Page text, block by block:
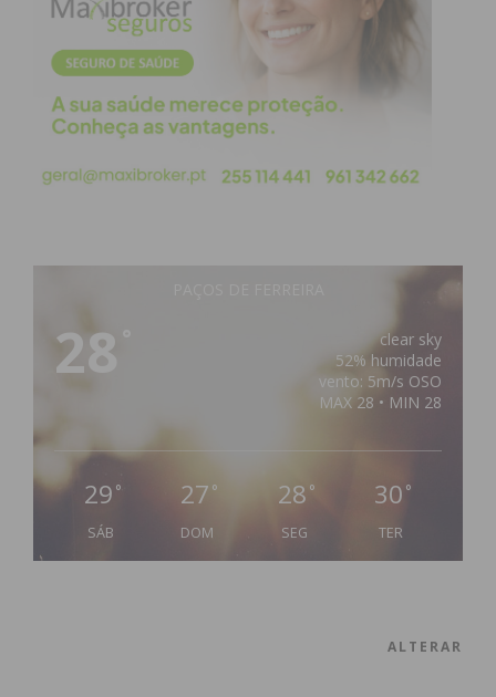
28
clear sky
52% humidade
vento: 5m/s OSO
MAX 28 • MIN 28
29 °
SÁB
27 °
DOM
28 °
SEG
30 °
TER
ALTERAR